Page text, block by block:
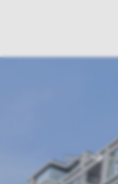
Home